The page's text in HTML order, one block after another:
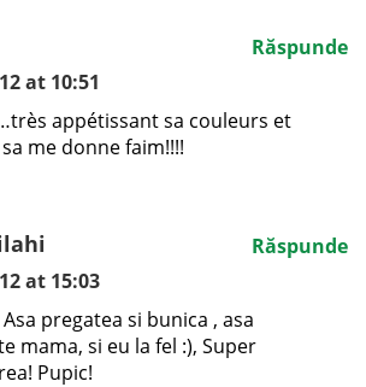
at 10:51
appétissant sa couleurs et
me donne faim!!!!
Răspunde
at 15:03
pregatea si bunica , asa
mama, si eu la fel :), Super
Pupic!
Răspunde